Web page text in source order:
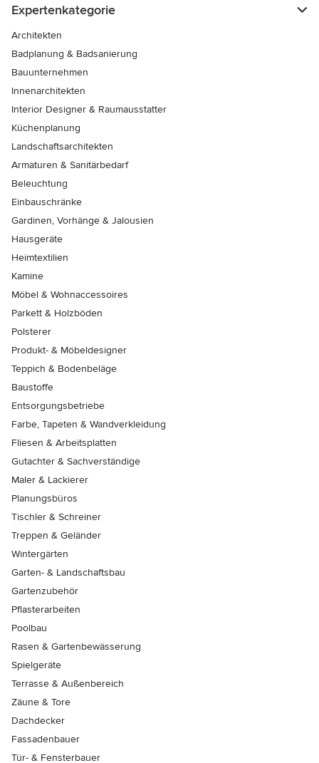
Expertenkategorie
Architekten
Badplanung & Badsanierung
Bauunternehmen
Innenarchitekten
Interior Designer & Raumausstatter
Küchenplanung
Landschaftsarchitekten
Armaturen & Sanitärbedarf
Beleuchtung
Einbauschränke
Gardinen, Vorhänge & Jalousien
Hausgeräte
Heimtextilien
Kamine
Möbel & Wohnaccessoires
Parkett & Holzböden
Polsterer
Produkt- & Möbeldesigner
Teppich & Bodenbeläge
Baustoffe
Entsorgungsbetriebe
Farbe, Tapeten & Wandverkleidung
Fliesen & Arbeitsplatten
Gutachter & Sachverständige
Maler & Lackierer
Planungsbüros
Tischler & Schreiner
Treppen & Geländer
Wintergärten
Garten- & Landschaftsbau
Gartenzubehör
Pflasterarbeiten
Poolbau
Rasen & Gartenbewässerung
Spielgeräte
Terrasse & Außenbereich
Zäune & Tore
Dachdecker
Fassadenbauer
Tür- & Fensterbauer